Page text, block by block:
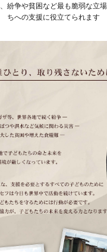
紛争や貧困など最も脆弱な立
ちへの支援に役立てられます